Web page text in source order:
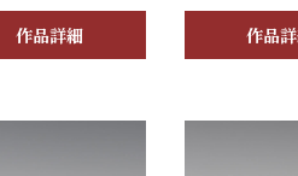
作品詳細
作品